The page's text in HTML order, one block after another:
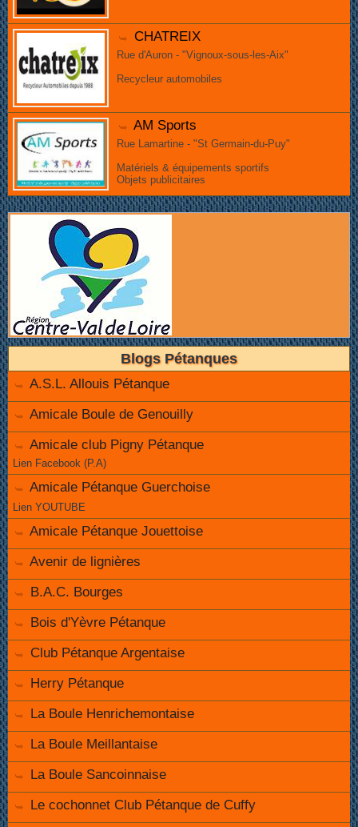
CHATREIX
Rue d'Auron - "Vignoux-sous-les-Aix"
Recycleur automobiles
AM Sports
Rue Lamartine - "St Germain-du-Puy"
Matériels & équipements sportifs
Objets publicitaires
Blogs Pétanques
A.S.L. Allouis Pétanque
Amicale Boule de Genouilly
Amicale club Pigny Pétanque
Lien Facebook (P.A)
Amicale Pétanque Guerchoise
Lien YOUTUBE
Amicale Pétanque Jouettoise
Avenir de lignières
B.A.C. Bourges
Bois d'Yèvre Pétanque
Club Pétanque Argentaise
Herry Pétanque
La Boule Henrichemontaise
La Boule Meillantaise
La Boule Sancoinnaise
Le cochonnet Club Pétanque de Cuffy